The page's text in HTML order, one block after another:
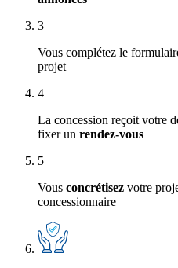
3
Vous complétez le
projet
4
La concession reçoit votre
fixer un rendez-vous
5
Vous concrétisez votre
concessionnaire